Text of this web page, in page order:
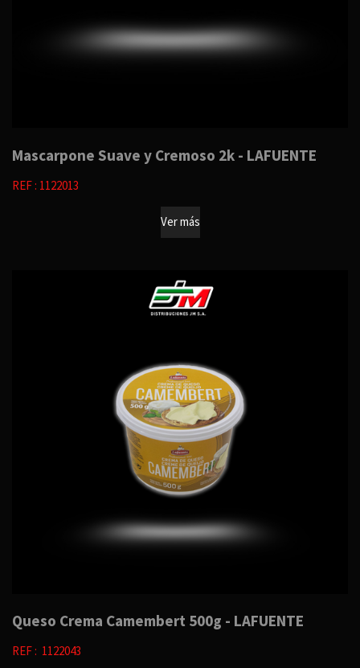
Mascarpone Suave y Cremoso 2k - LAFUENTE
REF : 1122013
Ver más
Queso Crema Camembert 500g - LAFUENTE
REF : 1122043